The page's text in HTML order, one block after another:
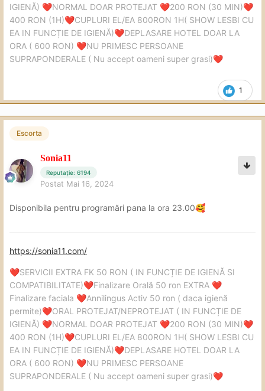
1
IGIENĂ) ❤️NORMAL DOAR PROTEJAT ❤️200 RON (30 MIN)❤️
400 RON (1H)❤️CUPLURI EL/EA 800RON 1H( SHOW LESBI CU
EA IN FUNCȚIE DE IGIENĂ)❤️DEPLASARE HOTEL DOAR LA
ORA ( 600 RON) ❤️NU PRIMESC PERSOANE
SUPRAPONDERALE ( Nu accept oameni super grasi)❤️
Escorta
Sonia11
Reputație: 6194
Postat Mai 16, 2024
Disponibila pentru programări pana la ora 23.00🥰
https://sonia11.com/
❤️SERVICII EXTRA FK 50 RON ( IN FUNCȚIE DE IGIENĂ SI
COMPATIBILITATE)❤️Finalizare Orală 50 ron EXTRA ❤️
Finalizare faciala ❤️Annilingus Activ 50 ron ( daca igienă
permite)❤️ORAL PROTEJAT/NEPROTEJAT ( IN FUNCȚIE DE
IGIENĂ) ❤️NORMAL DOAR PROTEJAT ❤️200 RON (30 MIN)❤️
400 RON (1H)❤️CUPLURI EL/EA 800RON 1H( SHOW LESBI CU
EA IN FUNCȚIE DE IGIENĂ)❤️DEPLASARE HOTEL DOAR LA
ORA ( 600 RON) ❤️NU PRIMESC PERSOANE
SUPRAPONDERALE ( Nu accept oameni super grasi)❤️